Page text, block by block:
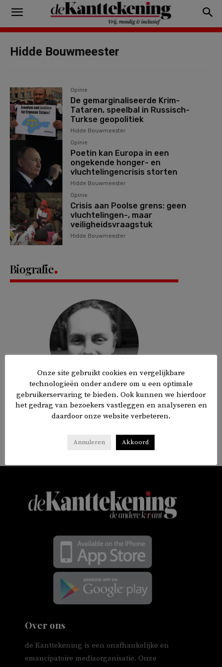
Hidde Bouwmeester
Opinie
De gemarginaliseerde Krim-
Tataren, speelbal in Russisch-
Turkse geopolitiek
Hidde Bouwmeester
Opinie
Poetin kan Europa in een
ongekende honger- en
vluchtelingencrisis storten
Hidde Bouwmeester
Opinie
Crisis aan Poolse grens: geen
vluchtelingen-, maar
veiligheidsvraagstuk
Hidde Bouwmeester
Biografie
Historicus gespecialiseerd in (post-
communistisch) Rusland.
Over ons
de Kanttekening is een onafhankelijke en
emancipatoire mediaorganisatie. Onze
Onze site gebruikt cookies en vergelijkbare
technologieën onder andere om u een optimale
gebruikerservaring te bieden. Ook kunnen we hierdoor
het gedrag van bezoekers vastleggen en analyseren en
daardoor onze website verbeteren.
Annuleren Akkoord